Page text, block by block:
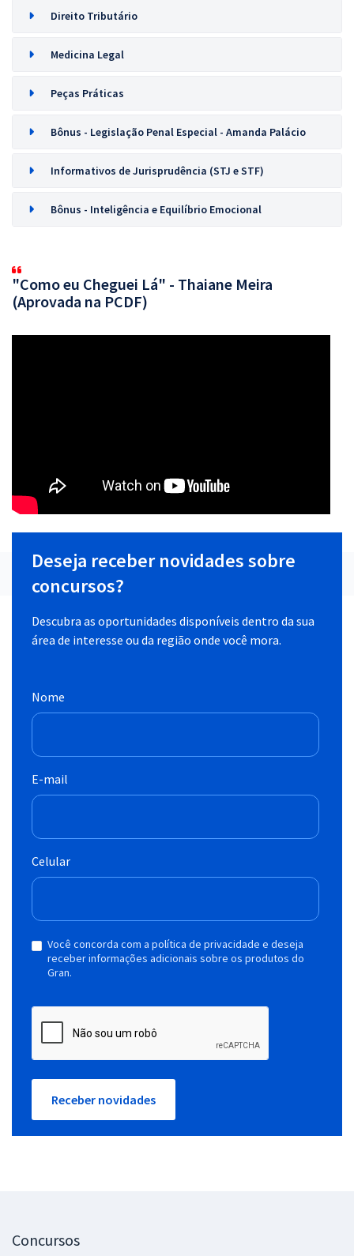
Direito Tributário
Medicina Legal
Peças Práticas
Bônus - Legislação Penal Especial - Amanda Palácio
Informativos de Jurisprudência (STJ e STF)
Bônus - Inteligência e Equilíbrio Emocional
"Como eu Cheguei Lá" - Thaiane Meira
(Aprovada na PCDF)
Deseja receber novidades sobre
concursos?
Descubra as oportunidades disponíveis dentro da sua
área de interesse ou da região onde você mora.
Nome
E-mail
Celular
Você concorda com a política de privacidade e deseja
receber informações adicionais sobre os produtos do
Gran.
Receber novidades
Concursos